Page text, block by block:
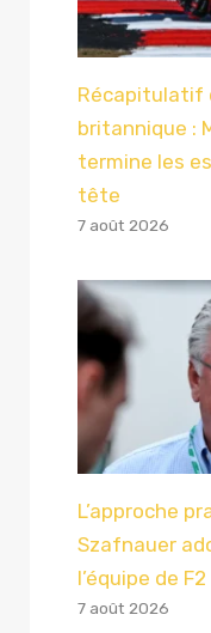
Récapitulatif
britannique :
termine les
tête
7 août 2026
L’approche
Szafnauer
l’équipe de
7 août 2026